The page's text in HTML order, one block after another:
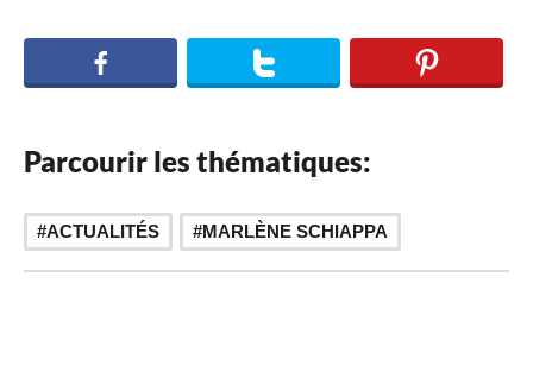
Parcourir les thématiques:
ACTUALITÉS MARLÈNE SCHIAPPA